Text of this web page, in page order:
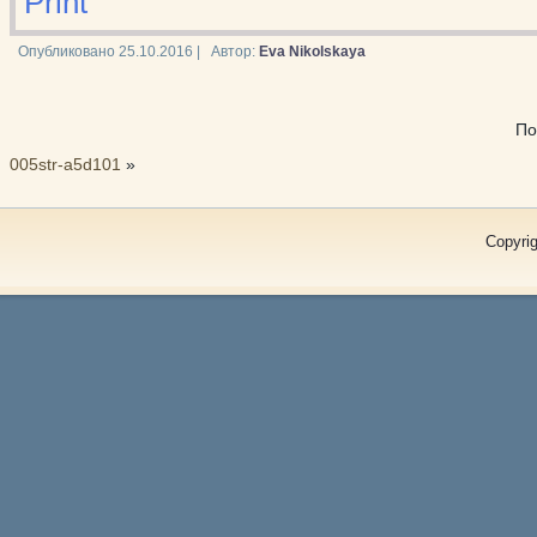
Опубликовано 25.10.2016 Автор: Eva Nikolskaya
005str-a5d101 »